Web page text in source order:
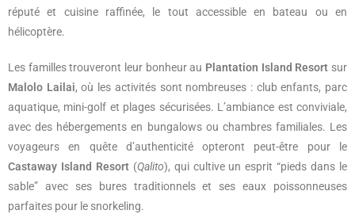
réputé et cuisine raffinée, le tout accessible en bateau ou en
hélicoptère.
Les familles trouveront leur bonheur au Plantation Island Resort sur
Malolo Lailai, où les activités sont nombreuses : club enfants, parc
aquatique, mini-golf et plages sécurisées. L’ambiance est conviviale,
avec des hébergements en bungalows ou chambres familiales. Les
voyageurs en quête d’authenticité opteront peut-être pour le
Castaway Island Resort(Qalito), qui cultive un esprit “pieds dans le
sable” avec ses bures traditionnels et ses eaux poissonneuses
parfaites pour le snorkeling.